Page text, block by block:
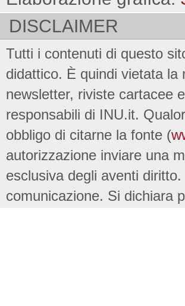
DISCLAIMER
Tutti i contenuti di questo
didattico. È quindi vietata
newsletter, riviste cartacee
responsabili di INU.it.
obbligo di citarne la fonte (
autorizzazione inviare una
esclusiva degli aventi
comunicazione. Si dichiara